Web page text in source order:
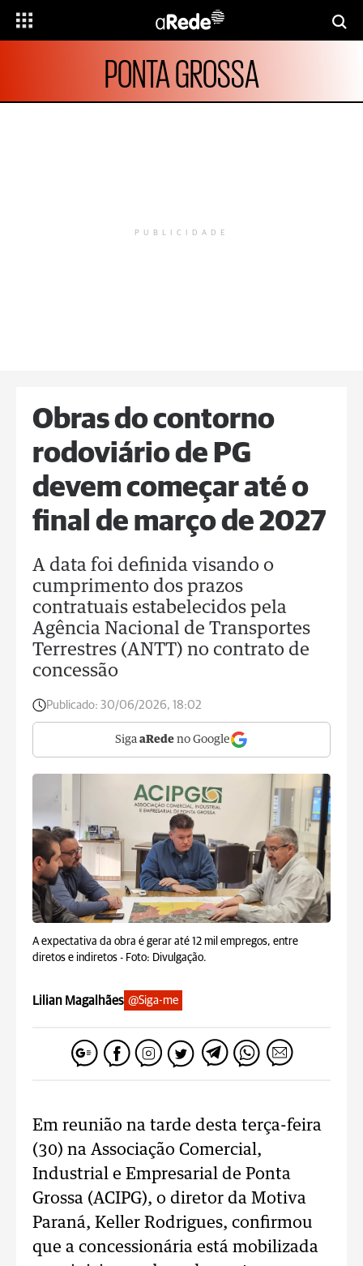
PONTA GROSSA
PUBLICIDADE
Obras do contorno
rodoviário de PG
devem começar até o
final de março de 2027
A data foi definida visando o
cumprimento dos prazos
contratuais estabelecidos pela
Agência Nacional de Transportes
Terrestres (ANTT) no contrato de
concessão
Publicado: 30/06/2026, 18:02
Siga aRede no Google
A expectativa da obra é gerar até 12 mil empregos, entre
diretos e indiretos - Foto: Divulgação.
Lilian Magalhães @Siga-me
Em reunião na tarde desta terça-feira
(30) na Associação Comercial,
Industrial e Empresarial de Ponta
Grossa (ACIPG), o diretor da Motiva
Paraná, Keller Rodrigues, confirmou
que a concessionária está mobilizada